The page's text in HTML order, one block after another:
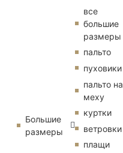
Большие
размеры
все
большие
размеры
пальто
пуховики
пальто на
меху
куртки
ветровки
плащи